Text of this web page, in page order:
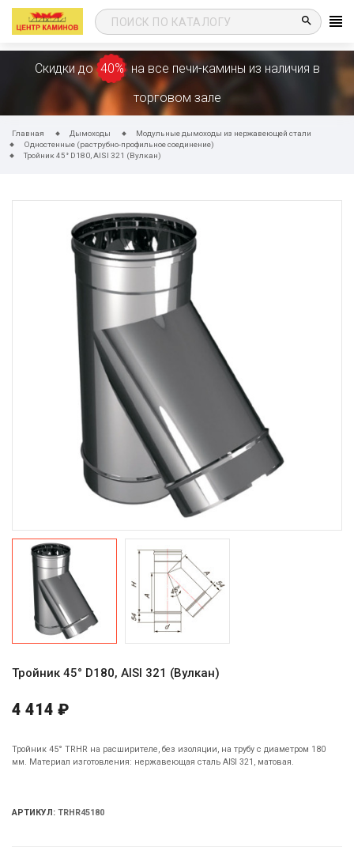
search
Скидки до 40% на все печи-камины из наличия в
торговом зале
Главная Дымоходы
Модульные дымоходы из нержавеющей стали
Одностенные (раструбно-профильное соединение)
Тройник 45° D180, AISI 321 (Вулкан)
Тройник 45° D180, AISI 321 (Вулкан)
4 414 ₽
Тройник 45° TRHR на расширителе, без изоляции, на трубу с диаметром 180
мм. Материал изготовления: нержавеющая сталь AISI 321, матовая.
АРТИКУЛ: TRHR45180